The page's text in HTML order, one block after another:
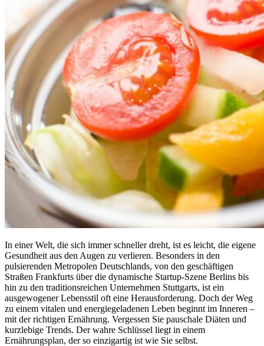
In einer Welt, die sich immer schneller dreht, ist es leicht, die eigene
Gesundheit aus den Augen zu verlieren. Besonders in den
pulsierenden Metropolen Deutschlands, von den geschäftigen
Straßen Frankfurts über die dynamische Startup-Szene Berlins bis
hin zu den traditionsreichen Unternehmen Stuttgarts, ist ein
ausgewogener Lebensstil oft eine Herausforderung. Doch der Weg
zu einem vitalen und energiegeladenen Leben beginnt im Inneren –
mit der richtigen Ernährung. Vergessen Sie pauschale Diäten und
kurzlebige Trends. Der wahre Schlüssel liegt in einem
Ernährungsplan, der so einzigartig ist wie Sie selbst.